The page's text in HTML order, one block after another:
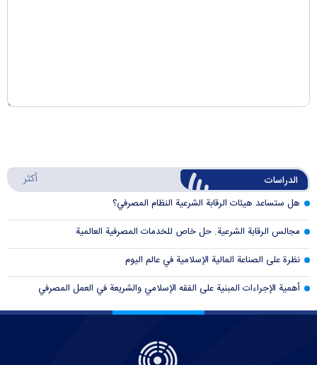
الدراسات أكثر
هل ستساعد هيئات الرقابة الشرعية النظام المصرفي؟
مجالس الرقابة الشرعية. حل خاص للخدمات المصرفية العالمية
نظرة على الصناعة المالية الإسلامية في عالم اليوم
أهمية الإجراءات المبنية على الفقه الإسلامي والشريعة في العمل المصرفي